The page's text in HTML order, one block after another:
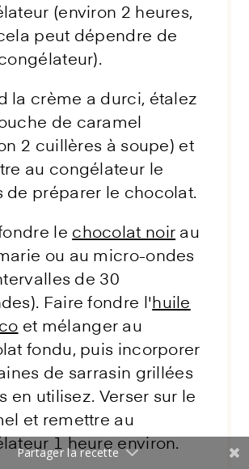
(environ 2 heures,
peut dépendre de
la crème a durci, étalez
de caramel
2 cuillères à soupe) et
au congélateur le
de préparer le chocolat.
le chocolat noir au
ou au micro-ondes
de 30
Faire fondre l'huile
et mélanger au
fondu, puis incorporer
de sarrasin grillées
en utilisez. Verser sur le
et remettre au
1 heure environ.
Partager la recette